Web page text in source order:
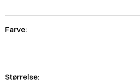
Farve:
Størrelse: